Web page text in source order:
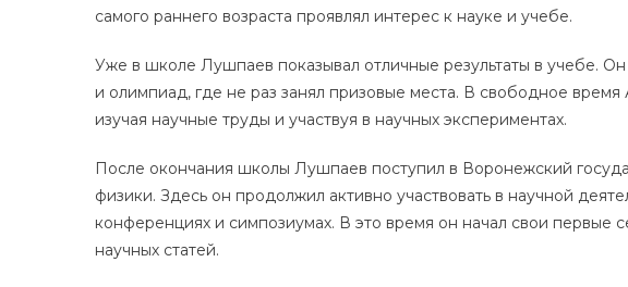
самого раннего возраста проявлял интерес к науке и учебе.
Уже в школе Лушпаев показывал отличные результаты в учебе.
и олимпиад, где не раз занял призовые места. В свободное
изучая научные труды и участвуя в научных экспериментах.
После окончания школы Лушпаев поступил в Воронежский
физики. Здесь он продолжил активно участвовать в научной
конференциях и симпозиумах. В это время он начал свои первые
научных статей.